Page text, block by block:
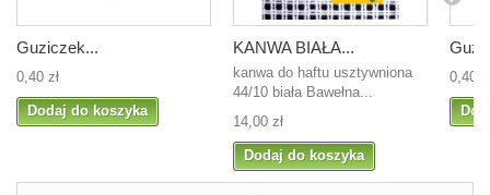
Guziczek...
0,40 zł
Dodaj do koszyka
KANWA BIAŁA...
kanwa do haftu usztywniona
44/10 biała Bawełna...
14,00 zł
Dodaj do koszyka
0,40